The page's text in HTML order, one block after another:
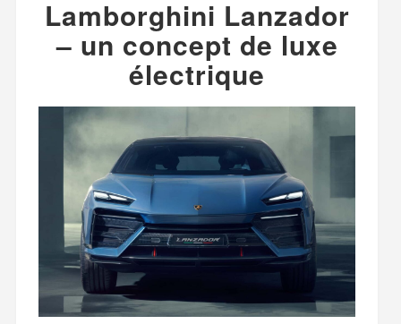
Lamborghini Lanzador
– un concept de luxe
électrique